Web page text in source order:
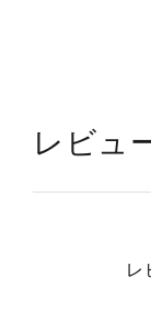
レビュ
レ